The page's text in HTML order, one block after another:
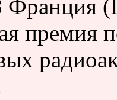
Франция
премия